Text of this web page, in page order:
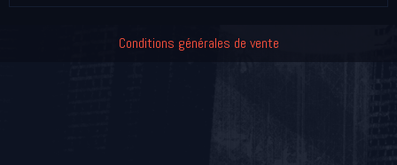
Conditions générales de vente